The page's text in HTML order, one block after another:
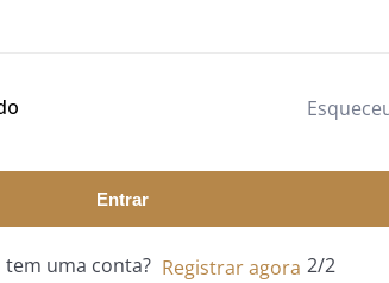
Entrar
tem uma conta? Registrar agora